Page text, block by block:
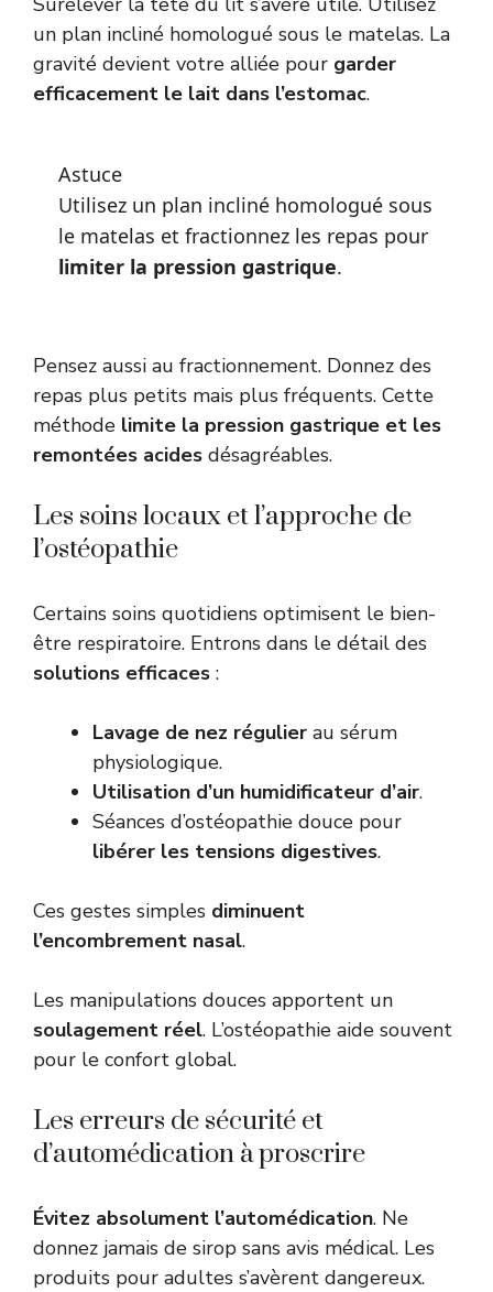
un plan incliné homologué sous le matelas. La
gravité devient votre alliée pour garder
efficacement le lait dans l’estomac.
Astuce
Utilisez un plan incliné homologué sous
le matelas et fractionnez les repas pour
limiter la pression gastrique.
Pensez aussi au fractionnement. Donnez des
repas plus petits mais plus fréquents. Cette
méthode limite la pression gastrique et les
remontées acides désagréables.
Les soins locaux et l’approche de
l’ostéopathie
Certains soins quotidiens optimisent le bien-
être respiratoire. Entrons dans le détail des
solutions efficaces :
Lavage de nez régulier au sérum
physiologique.
Utilisation d’un humidificateur d’air.
Séances d’ostéopathie douce pour
libérer les tensions digestives.
Ces gestes simples diminuent
l’encombrement nasal.
Les manipulations douces apportent un
soulagement réel. L’ostéopathie aide souvent
pour le confort global.
Les erreurs de sécurité et
d’automédication à proscrire
Évitez absolument l’automédication. Ne
donnez jamais de sirop sans avis médical. Les
produits pour adultes s’avèrent dangereux.